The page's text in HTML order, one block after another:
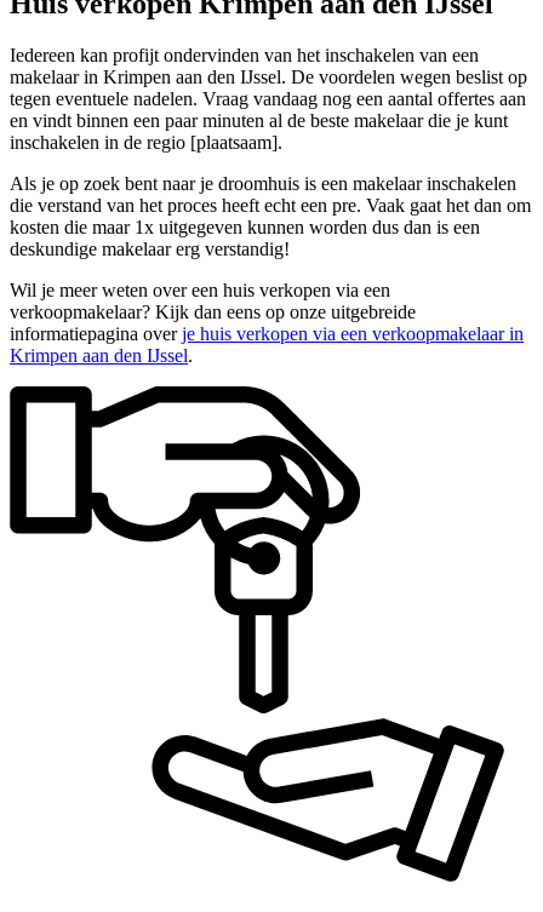
Iedereen kan profijt ondervinden van het inschakelen van een
makelaar in Krimpen aan den IJssel. De voordelen wegen beslist op
tegen eventuele nadelen. Vraag vandaag nog een aantal offertes aan
en vindt binnen een paar minuten al de beste makelaar die je kunt
inschakelen in de regio [plaatsaam].
Als je op zoek bent naar je droomhuis is een makelaar inschakelen
die verstand van het proces heeft echt een pre. Vaak gaat het dan om
kosten die maar 1x uitgegeven kunnen worden dus dan is een
deskundige makelaar erg verstandig!
Wil je meer weten over een huis verkopen via een
verkoopmakelaar? Kijk dan eens op onze uitgebreide
informatiepagina overje huis verkopen via een verkoopmakelaar in
Krimpen aan den IJssel.